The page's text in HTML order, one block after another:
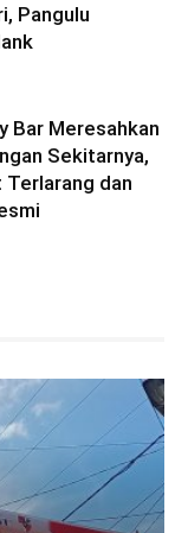
Pangulu
Bar Meresahkan
Sekitarnya,
Terlarang dan